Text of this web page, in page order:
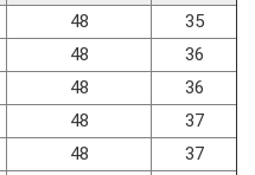
48
35
48
36
48
36
48
37
48
37